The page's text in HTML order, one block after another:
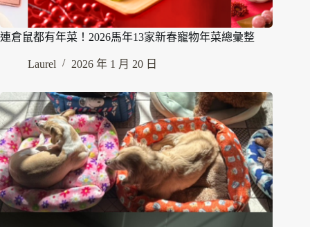
連倉鼠都有年菜！2026馬年13家新春寵物年菜總彙整
Laurel 2026 年 1 月 20 日